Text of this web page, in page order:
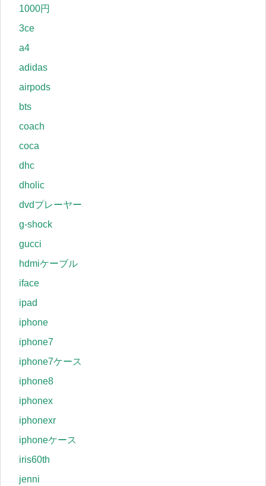
1000円
3ce
a4
adidas
airpods
bts
coach
coca
dhc
dholic
dvdプレーヤー
g-shock
gucci
hdmiケーブル
iface
ipad
iphone
iphone7
iphone7ケース
iphone8
iphonex
iphonexr
iphoneケース
iris60th
jenni